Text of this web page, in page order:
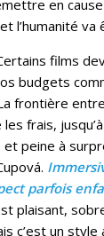
en
l’humanité
films
budgets
frontière
frais,
peine à
parfois
plaisant,
c’est un